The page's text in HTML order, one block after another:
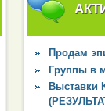
Продам
Группы в
Выставки